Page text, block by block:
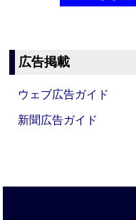
広告掲載
ウェブ広告ガイド
新聞広告ガイド